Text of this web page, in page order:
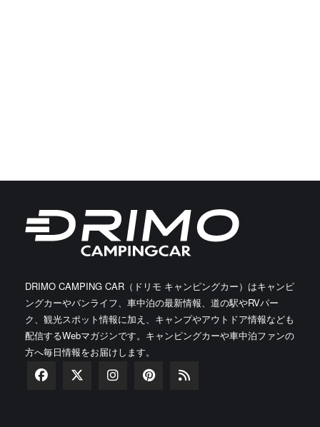
DRIMO CAMPING CAR（ドリモ キャンピングカー）はキャンピ
ングカーやバンライフ、車中泊の最新情報、道の駅やRVパー
ク、観光スポット情報に加え、キャンプやアウトドア情報なども
配信するWebマガジンです。キャンピングカーや車中泊ファンの
方へ毎日情報をお届けします。